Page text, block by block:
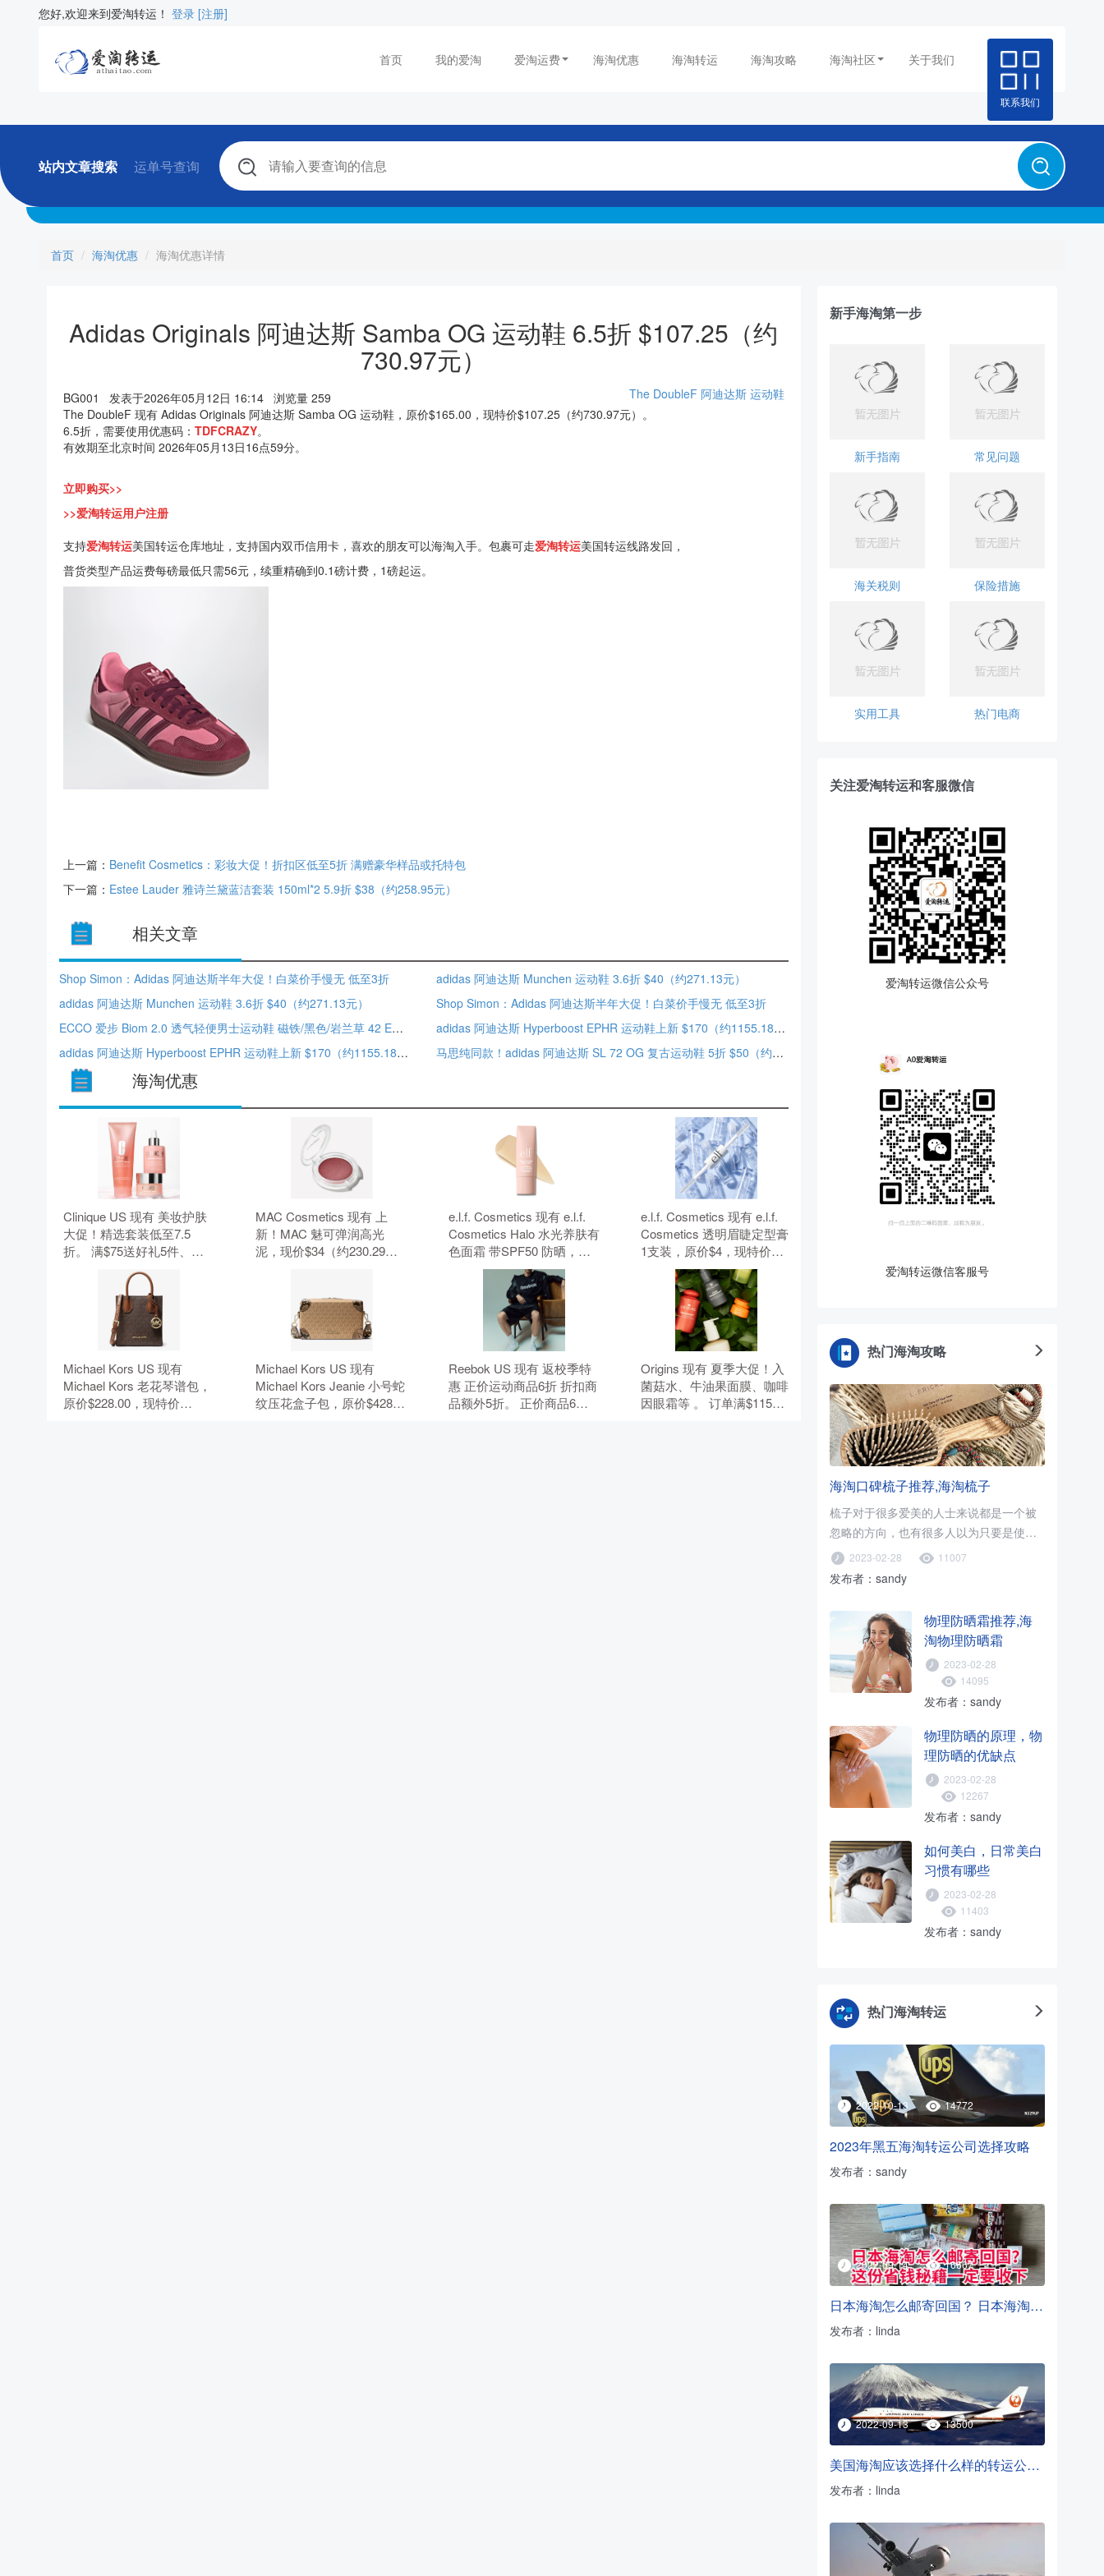
您好,欢迎来到爱淘转运！ 登录 [注册]
首页 我的爱淘 爱淘运费 海淘优惠 海淘转运 海淘攻略 海淘社区 关于我们
联系我们
站内文章搜索 运单号查询
首页 海淘优惠 海淘优惠详情
Adidas Originals 阿迪达斯 Samba OG 运动鞋 6.5折 $107.25（约
730.97元）
BG001 发表于2026年05月12日 16:14 浏览量 259 The DoubleF 阿迪达斯 运动鞋
The DoubleF 现有 Adidas Originals 阿迪达斯 Samba OG 运动鞋，原价$165.00，现特价$107.25（约730.97元）。
6.5折，需要使用优惠码： TDFCRAZY。
有效期至北京时间 2026年05月13日16点59分。
立即购买>>
>>爱淘转运用户注册
支持爱淘转运美国转运仓库地址，支持国内双币信用卡，喜欢的朋友可以海淘入手。包裹可走爱淘转运美国转运线路发回，
普货类型产品运费每磅最低只需56元，续重精确到0.1磅计费，1磅起运。
上一篇： Benefit Cosmetics：彩妆大促！折扣区低至5折 满赠豪华样品或托特包
下一篇： Estee Lauder 雅诗兰黛蓝洁套装 150ml*2 5.9折 $38（约258.95元）
相关文章
Shop Simon：Adidas 阿迪达斯半年大促！白菜价手慢无 低至3折
adidas 阿迪达斯 Munchen 运动鞋 3.6折 $40（约271.13元）
adidas 阿迪达斯 Munchen 运动鞋 3.6折 $40（约271.13元）
Shop Simon：Adidas 阿迪达斯半年大促！白菜价手慢无 低至3折
ECCO 爱步 Biom 2.0 透气轻便男士运动鞋 磁铁/黑色/岩兰草 42 EU 含税到手¥747.76
adidas 阿迪达斯 Hyperboost EPHR 运动鞋上新 $170（约1155.18元）
adidas 阿迪达斯 Hyperboost EPHR 运动鞋上新 $170（约1155.18元）
马思纯同款！adidas 阿迪达斯 SL 72 OG 复古运动鞋 5折 $50（约339.62元）
海淘优惠
Clinique US 现有 美妆护肤
大促！精选套装低至7.5
折。 满$75送好礼5件、满
$95加送正装1件。 无需使
MAC Cosmetics 现有 上
新！MAC 魅可弹润高光
泥，现价$34（约230.29
e.l.f. Cosmetics 现有 e.l.f.
Cosmetics Halo 水光养肤有
色面霜 带SPF50 防晒，原
价$18，现特价$14（约
94.83元）。 无需使用优惠
e.l.f. Cosmetics 现有 e.l.f.
Cosmetics 透明眉睫定型膏
1支装，原价$4，现特价
$3（约20.32元）。 无需使
用优惠码。
Michael Kors US 现有
Michael Kors 老花琴谱包，
原价$228.00，现特价
Michael Kors US 现有
Michael Kors Jeanie 小号蛇
纹压花盒子包，原价$428，
Reebok US 现有 返校季特
惠 正价运动商品6折 折扣商
品额外5折。 正价商品6
Origins 现有 夏季大促！入
菌菇水、牛油果面膜、咖啡
因眼霜等 。 订单满$115赠5
新手海淘第一步
新手指南 常见问题
海关税则 保险措施
实用工具 热门电商
关注爱淘转运和客服微信
爱淘转运微信公众号
爱淘转运微信客服号
热门海淘攻略
海淘口碑梳子推荐,海淘梳子
梳子对于很多爱美的人士来说都是一个被
忽略的方向，也有很多人以为只要是使用
木梳就可以了，只要促进血液循环..
2023-02-28 11007
发布者：sandy
物理防晒霜推荐,海
淘物理防晒霜
2023-02-28
14095
发布者：sandy
物理防晒的原理，物
理防晒的优缺点
2023-02-28
12267
发布者：sandy
如何美白，日常美白
习惯有哪些
2023-02-28
11403
发布者：sandy
热门海淘转运
2022-10-13 14772
2023年黑五海淘转运公司选择攻略
发布者：sandy
2022-09-14 16667
日本海淘怎么邮寄回国？ 日本海淘转运方法
发布者：linda
2022-09-13 13500
美国海淘应该选择什么样的转运公司？
发布者：linda